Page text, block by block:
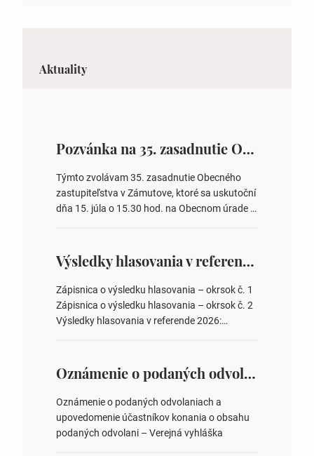
Aktuality
Pozvánka na 35. zasadnutie OZ v Zámutove
Týmto zvolávam 35. zasadnutie Obecného
zastupiteľstva v Zámutove, ktoré sa uskutoční
dňa 15. júla o 15.30 hod. na Obecnom úrade v
overovateľov zápisnice 3. Určenie volebných
obvodov pre voľby poslancov obecných
zastupiteľstiev, počtu poslancov obecných
zastupiteľstiev v nich 4. Schválenie odpredaja
obecného pozemku –…
Výsledky hlasovania v referende 2026
Zápisnica o výsledku hlasovania – okrsok č. 1
Zápisnica o výsledku hlasovania – okrsok č. 2
Výsledky hlasovania v referende 2026:
ysledky.html
Oznámenie o podaných odvolaniach a upovedomenie účastníkov konania o obsahu podaných odvolani – Verejná vyhláška
Oznámenie o podaných odvolaniach a
upovedomenie účastníkov konania o obsahu
podaných odvolani – Verejná vyhláška